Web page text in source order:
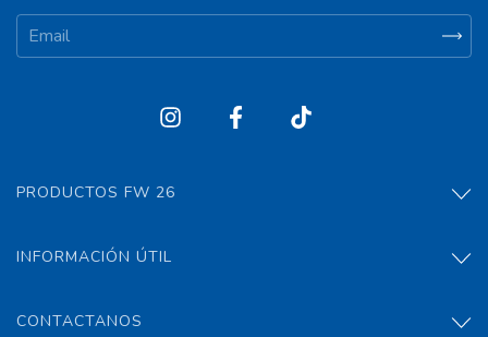
PRODUCTOS FW 26
INFORMACIÓN ÚTIL
CONTACTANOS